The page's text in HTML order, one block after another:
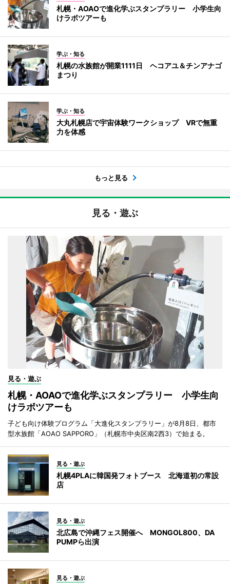
札幌・AOAOで進化学ぶスタンプラリー 小学生向
けラボツアーも
学ぶ・知る
札幌の水族館が開業1111日 ヘコアユ＆チンアナゴ
まつり
学ぶ・知る
大丸札幌店で宇宙体験ワークショップ VRで無重
力を体感
もっと見る
見る・遊ぶ
見る・遊ぶ
札幌・AOAOで進化学ぶスタンプラリー 小学生向
けラボツアーも
子ども向け体験プログラム「大進化スタンプラリー」が8月8日、都市
型水族館「AOAO SAPPORO」（札幌市中央区南2西3）で始まる。
見る・遊ぶ
札幌4PLAに韓国発フォトブース 北海道初の常設
店
見る・遊ぶ
北広島で沖縄フェス開催へ MONGOL800、DA
PUMPら出演
見る・遊ぶ